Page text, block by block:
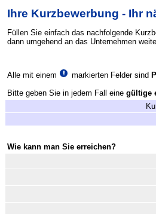
Ihre Kurzbewerbung - Ihr
Füllen Sie einfach das nachfolgende
dann umgehend an das Unternehmen
Alle mit einem markierten Felder sind
Bitte geben Sie in jedem Fall eine gültige
Wie kann man Sie erreichen?